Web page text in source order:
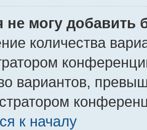
не могу добавить
количества
вариантов,
к началу